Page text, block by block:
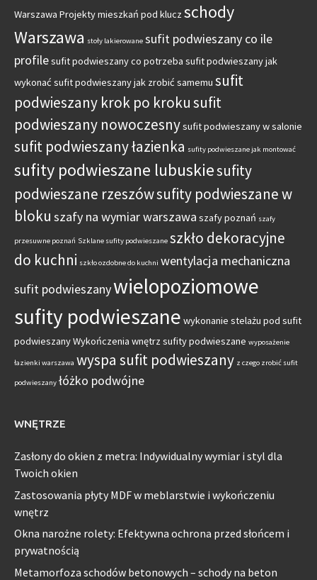
Warszawa Projekty mieszkań pod klucz schody
Warszawa stoły lakierowane sufit podwieszany co ile
profilesufit podwieszany co potrzeba sufit podwieszany jak
wykonać sufit podwieszany jak zrobić samemu sufit
podwieszany krok po krokusufit
podwieszany nowoczesnysufit podwieszany w salonie
sufit podwieszany łazienka sufity podwieszane jak montować
sufity podwieszane lubuskiesufity
podwieszane rzeszówsufity podwieszane w
bloku szafy na wymiar warszawa szafy poznań szafy
przesuwne poznań Szklane sufity podwieszane szkło dekoracyjne
do kuchni szkło ozdobne do kuchni wentylacja mechaniczna
sufit podwieszanywielopoziomowe
sufity podwieszane wykonanie stelażu pod sufit
podwieszanyWykończenia wnętrz sufity podwieszane wyposażenie
łazienki warszawa wyspa sufit podwieszany z czego zrobić sufit
podwieszany łóżko podwójne
WNĘTRZE
Zasłony do okien z metra: Indywidualny wymiar i styl dla
Twoich okien
Zastosowania płyty MDF w meblarstwie i wykończeniu
wnętrz
Okna narożne rolety: Efektywna ochrona przed słońcem i
prywatnością
Metamorfoza schodów betonowych – schody na beton